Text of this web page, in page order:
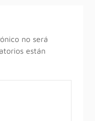
no será
están